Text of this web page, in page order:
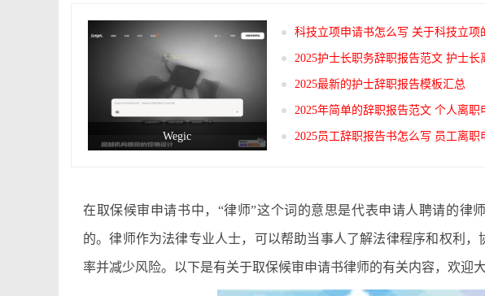
Wegic
科技立项申请书怎么写 关于科技立项
2025护士长职务辞职报告范文 护士长
2025最新的护士辞职报告模板汇总
2025年简单的辞职报告范文 个人离职
2025员工辞职报告书怎么写 员工离职
在取保候审申请书中，“律师”这个词的意思是代表申请人聘请的律
的。律师作为法律专业人士，可以帮助当事人了解法律程序和权利
率并减少风险。以下是有关于取保候审申请书律师的有关内容，欢迎大